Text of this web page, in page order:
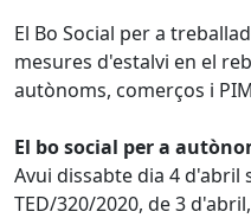
El Bo Social per a
mesures d'estalvi en el
autònoms, comerços i
El bo social per a
Avui dissabte dia 4
TED/320/2020, de 3